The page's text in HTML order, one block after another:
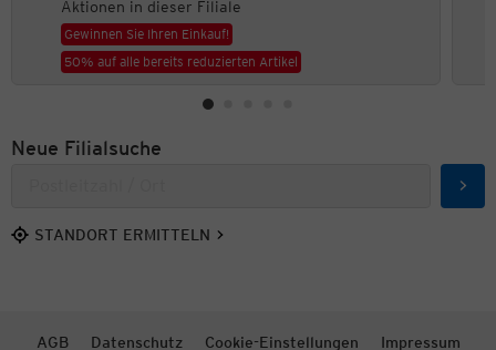
Aktionen in dieser Filiale
Gewinnen Sie Ihren Einkauf!
50% auf alle bereits reduzierten Artikel
Neue Filialsuche
STANDORT ERMITTELN
AGB Datenschutz Cookie-Einstellungen Impressum